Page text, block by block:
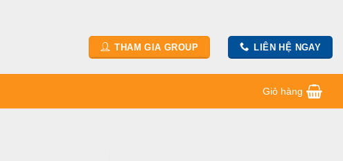
THAM GIA GROUP LIÊN HỆ NGAY
Giỏ hàng